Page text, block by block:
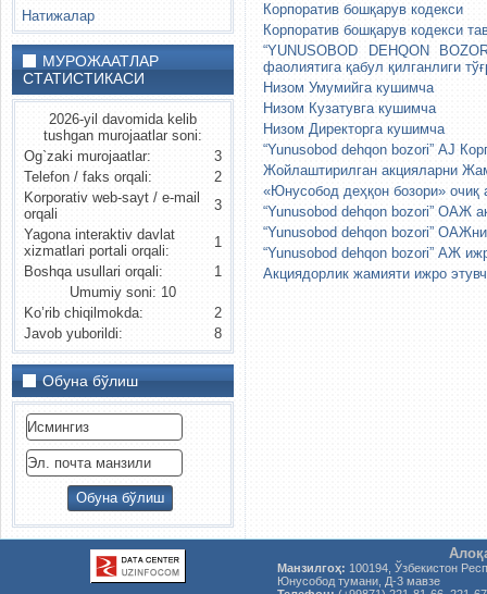
Натижалар
МУРОЖААТЛАР
СТАТИСТИКАСИ
2026-yil davomida kelib
tushgan murojaatlar soni:
Og`zaki murojaatlar:
3
Telefon / faks orqali:
2
Korporativ web-sayt / e-mail
orqali
3
Yagona interaktiv davlat
xizmatlari portali orqali:
1
Boshqa usullari orqali:
1
Umumiy soni: 10
Ko’rib chiqilmokda:
2
Javob yuborildi:
8
Обуна бўлиш
Корпоратив бошқарув кодекси
Корпоратив бошқарув кодекси
“YUNUSOBOD DEHQON
фаолиятига қабул
Низом Умумийга кушимча
Низом Кузатувга кушимча
Низом Директорга кушимча
“Yunusobod dehqon bozori” АJ
Жойлаштирилган акцияларни
«Юнусобод деҳқон бозори» очиқ
“Yunusobod dehqon bozori” ОАЖ
“Yunusobod dehqon bozori”
“Yunusobod dehqon bozori” АЖ
Акциядорлик жамияти ижро
Манзилгоҳ: 100194, Ўзбекистон
Юнусобод тумани, Д-3 мавзе